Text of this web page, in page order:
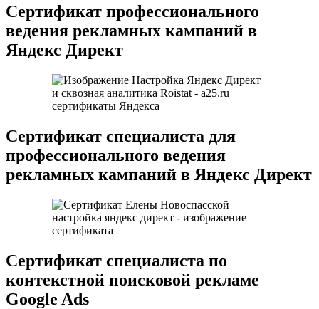
Сертификат профессионального
ведения рекламных кампаний в
Яндекс Директ
Сертификат специалиста для
профессионального ведения
рекламных кампаний в Яндекс Директ
Сертификат специалиста по
контекстной поисковой рекламе
Google Ads